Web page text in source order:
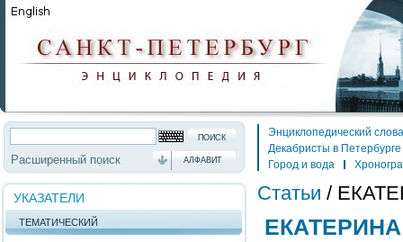
Расширенный поиск АЛФАВИТ
УКАЗАТЕЛИ
ТЕМАТИЧЕСКИЙ
Энциклопедический
Декабристы в Петербурге
Город и вода
Статьи /
ЕКАТЕРИНА